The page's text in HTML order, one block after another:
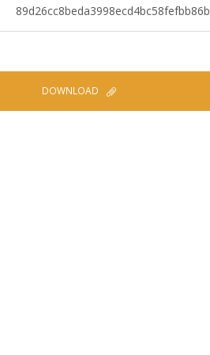
89d26cc8beda3998ecd4bc58fefbb86b
DOWNLOAD